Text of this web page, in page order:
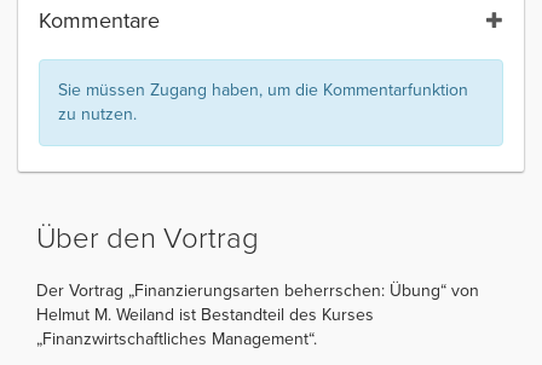
Kommentare
Sie müssen Zugang haben, um die Kommentarfunktion
zu nutzen.
Über den Vortrag
Der Vortrag „Finanzierungsarten beherrschen: Übung“ von
Helmut M. Weiland ist Bestandteil des Kurses
„Finanzwirtschaftliches Management“.